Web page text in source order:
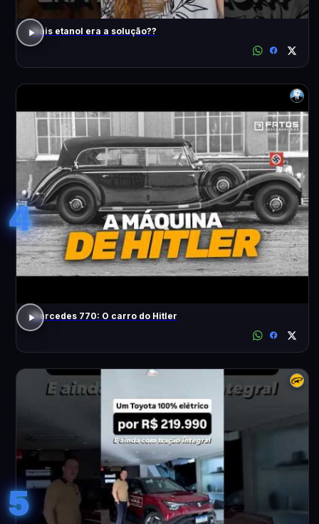
Mais etanol era a solução??
4
Mercedes 770: O carro do Hitler
5